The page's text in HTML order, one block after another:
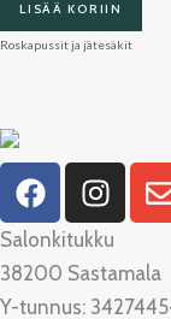
LISÄÄ KORIIN
Roskapussit ja jätesäkit
F
a
c
e
b
I
n
s
t
a
e
l
Salonkitukku
38200 Sastamala
Y-tunnus: